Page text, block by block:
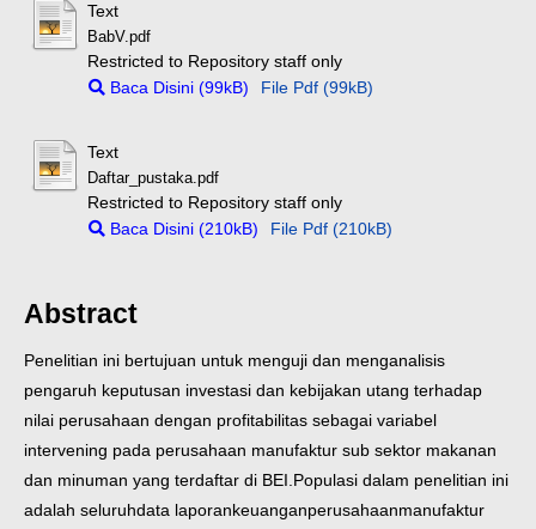
Text
BabV.pdf
Restricted to Repository staff only
Baca Disini (99kB)
File Pdf (99kB)
Text
Daftar_pustaka.pdf
Restricted to Repository staff only
Baca Disini (210kB)
File Pdf (210kB)
Abstract
Penelitian ini bertujuan untuk menguji dan menganalisis
pengaruh keputusan investasi dan kebijakan utang terhadap
nilai perusahaan dengan profitabilitas sebagai variabel
intervening pada perusahaan manufaktur sub sektor makanan
dan minuman yang terdaftar di BEI.Populasi dalam penelitian ini
adalah seluruhdata laporankeuanganperusahaanmanufaktur